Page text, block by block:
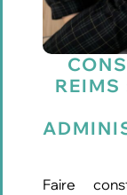
REIMS
Faire